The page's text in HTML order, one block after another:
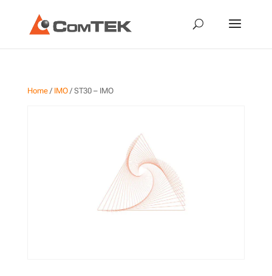
Home/ IMO/ ST30 – IMO